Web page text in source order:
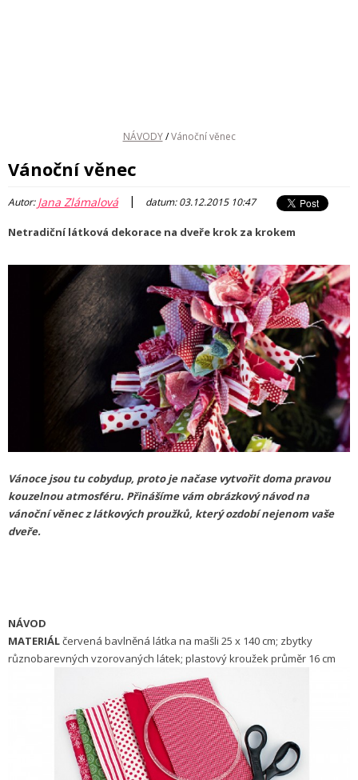
NÁVODY / Vánoční věnec
Vánoční věnec
Autor:Jana Zlámalová | datum: 03.12.2015 10:47
Netradiční látková dekorace na dveře krok za krokem
Vánoce jsou tu cobydup, proto je načase vytvořit doma pravou
kouzelnou atmosféru. Přinášíme vám obrázkový návod na
vánoční věnec z látkových proužků, který ozdobí nejenom vaše
dveře.
NÁVOD
MATERIÁLčervená bavlněná látka na mašli 25 x 140 cm; zbytky
různobarevných vzorovaných látek; plastový kroužek průměr 16 cm